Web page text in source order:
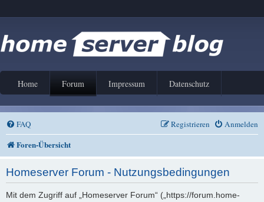
Home Forum Impressum Datenschutz
FAQ Anmelden
Registrieren
Foren-Übersicht
Homeserver Forum - Nutzungsbedingungen
Mit dem Zugriff auf „Homeserver Forum“ („https://forum.home-